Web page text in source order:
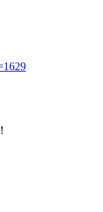
！